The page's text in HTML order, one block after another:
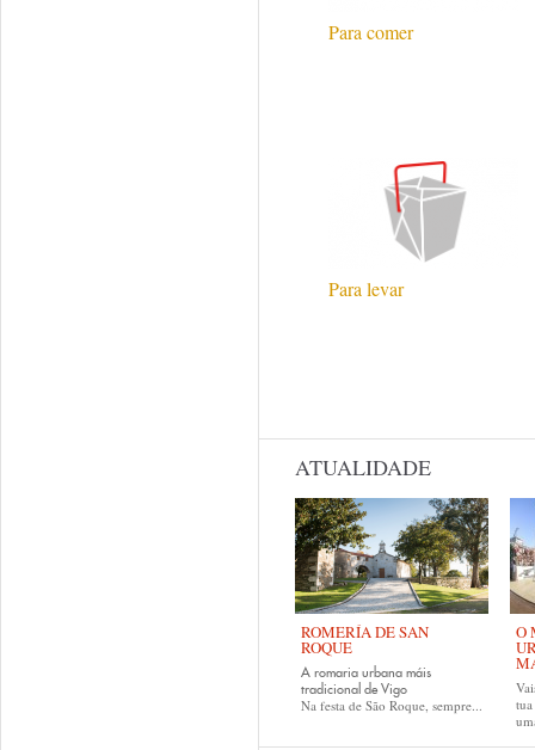
Para comer
Para levar
ATUALIDADE
ROMERÍA DE SAN
ROQUE
A romaria urbana máis
tradicional de Vigo
Na festa de São Roque, sempre...
O